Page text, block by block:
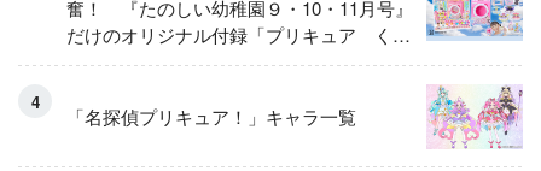
奮！ 『たのしい幼稚園９・10・11月号』
だけのオリジナル付録「プリキュア くる
くるせんたくき」
「名探偵プリキュア！」キャラ一覧